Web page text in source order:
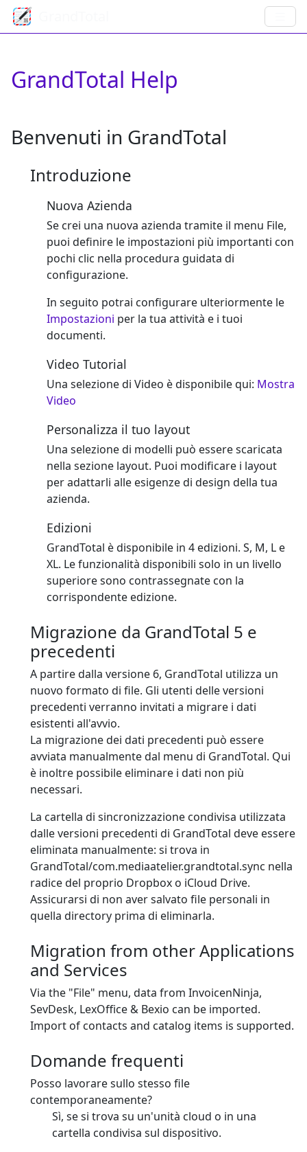
GrandTotal Help
Benvenuti in GrandTotal
Introduzione
Nuova Azienda
Se crei una nuova azienda tramite il menu File,
puoi definire le impostazioni più importanti con
pochi clic nella procedura guidata di
configurazione.
In seguito potrai configurare ulteriormente le
Impostazioni per la tua attività e i tuoi
documenti.
Video Tutorial
Una selezione di Video è disponibile qui: Mostra
Video
Personalizza il tuo layout
Una selezione di modelli può essere scaricata
nella sezione layout. Puoi modificare i layout
per adattarli alle esigenze di design della tua
azienda.
Edizioni
GrandTotal è disponibile in 4 edizioni. S, M, L e
XL. Le funzionalità disponibili solo in un livello
superiore sono contrassegnate con la
corrispondente edizione.
Migrazione da GrandTotal 5 e
precedenti
A partire dalla versione 6, GrandTotal utilizza un
nuovo formato di file. Gli utenti delle versioni
precedenti verranno invitati a migrare i dati
esistenti all'avvio.
La migrazione dei dati precedenti può essere
avviata manualmente dal menu di GrandTotal. Qui
è inoltre possibile eliminare i dati non più
necessari.
La cartella di sincronizzazione condivisa utilizzata
dalle versioni precedenti di GrandTotal deve essere
eliminata manualmente: si trova in
GrandTotal/com.mediaatelier.grandtotal.sync nella
radice del proprio Dropbox o iCloud Drive.
Assicurarsi di non aver salvato file personali in
quella directory prima di eliminarla.
Migration from other Applications
and Services
Via the "File" menu, data from InvoicenNinja,
SevDesk, LexOffice & Bexio can be imported.
Import of contacts and catalog items is supported.
Domande frequenti
Posso lavorare sullo stesso file
contemporaneamente?
Sì, se si trova su un'unità cloud o in una
cartella condivisa sul dispositivo.